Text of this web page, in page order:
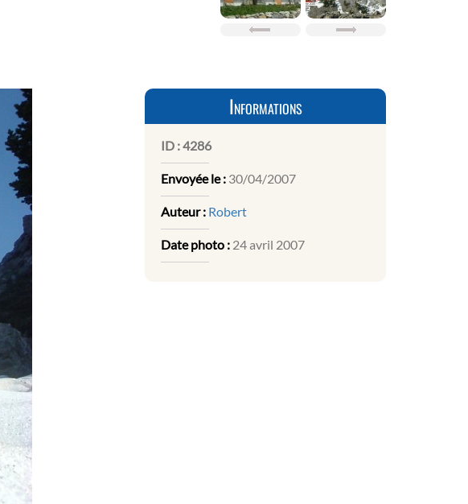
Informations
ID :4286
Envoyée le : 30/04/2007
Auteur : Robert
Date photo : 24 avril 2007